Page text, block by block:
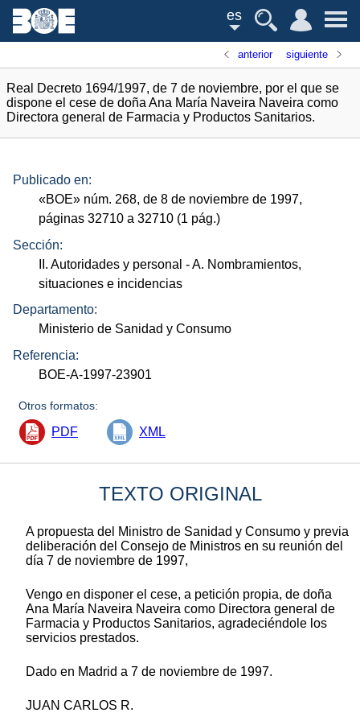
es
anterior siguiente
Real Decreto 1694/1997, de 7 de noviembre, por el que se
dispone el cese de doña Ana María Naveira Naveira como
Directora general de Farmacia y Productos Sanitarios.
Publicado en:
«BOE» núm. 268, de 8 de noviembre de 1997,
páginas 32710 a 32710 (1 pág.)
Sección:
II. Autoridades y personal - A. Nombramientos,
situaciones e incidencias
Departamento:
Ministerio de Sanidad y Consumo
Referencia:
BOE-A-1997-23901
Otros formatos:
PDF XML
TEXTO ORIGINAL
A propuesta del Ministro de Sanidad y Consumo y previa
deliberación del Consejo de Ministros en su reunión del
día 7 de noviembre de 1997,
Vengo en disponer el cese, a petición propia, de doña
Ana María Naveira Naveira como Directora general de
Farmacia y Productos Sanitarios, agradeciéndole los
servicios prestados.
Dado en Madrid a 7 de noviembre de 1997.
JUAN CARLOS R.